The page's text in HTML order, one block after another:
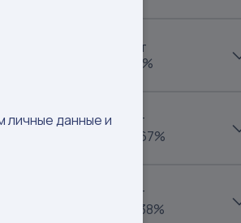
11 шт
122%
Продажи:
6 шт
16.67%
6 шт
15.38%
личные данные и